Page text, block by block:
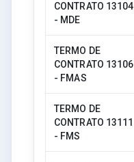
CONTRATO 13104
- MDE
TERMO DE
CONTRATO 13106
- FMAS
TERMO DE
CONTRATO 13111
- FMS